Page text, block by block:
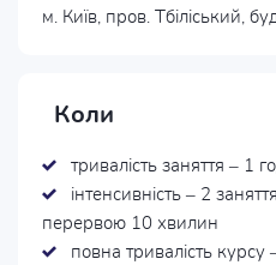
м. Київ, пров. Тбіліський,
Коли
тривалість заняття – 1
інтенсивність – 2
перервою 10 хвилин
повна тривалість курсу